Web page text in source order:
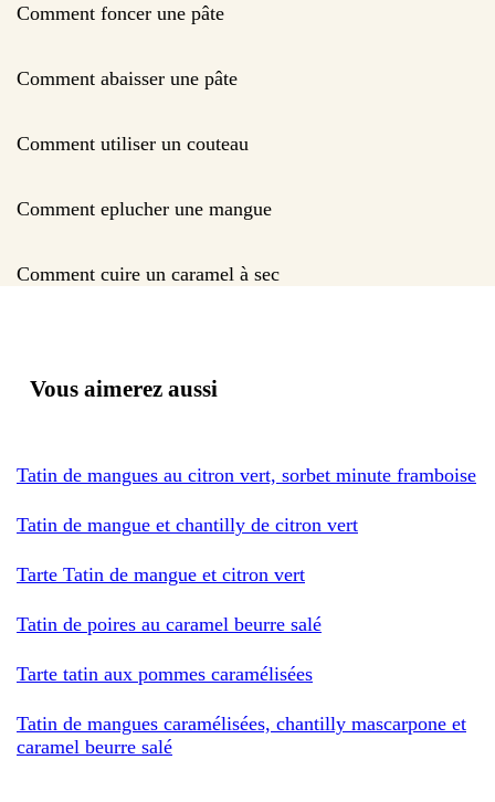
Comment foncer une pâte
Comment abaisser une pâte
Comment utiliser un couteau
Comment eplucher une mangue
Comment cuire un caramel à sec
Vous aimerez aussi
Tatin de mangues au citron vert, sorbet minute framboise
Tatin de mangue et chantilly de citron vert
Tarte Tatin de mangue et citron vert
Tatin de poires au caramel beurre salé
Tarte tatin aux pommes caramélisées
Tatin de mangues caramélisées, chantilly mascarpone et
caramel beurre salé